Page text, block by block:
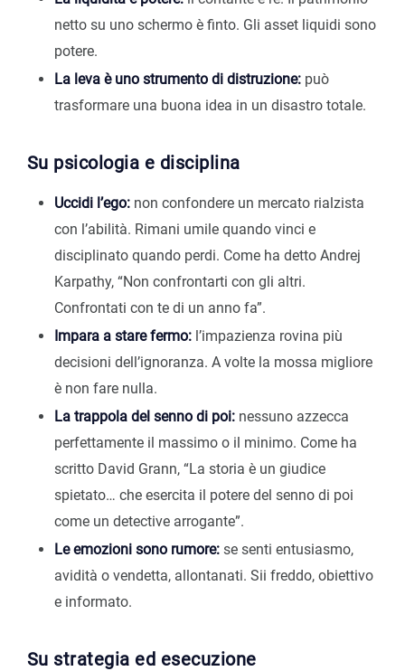
netto su uno schermo è finto. Gli asset liquidi sono
potere.
La leva è uno strumento di distruzione: può
trasformare una buona idea in un disastro totale.
Su psicologia e disciplina
Uccidi l’ego: non confondere un mercato rialzista
con l’abilità. Rimani umile quando vinci e
disciplinato quando perdi. Come ha detto Andrej
Karpathy, “Non confrontarti con gli altri.
Confrontati con te di un anno fa”.
Impara a stare fermo: l’impazienza rovina più
decisioni dell’ignoranza. A volte la mossa migliore
è non fare nulla.
La trappola del senno di poi: nessuno azzecca
perfettamente il massimo o il minimo. Come ha
scritto David Grann, “La storia è un giudice
spietato… che esercita il potere del senno di poi
come un detective arrogante”.
Le emozioni sono rumore: se senti entusiasmo,
avidità o vendetta, allontanati. Sii freddo, obiettivo
e informato.
Su strategia ed esecuzione